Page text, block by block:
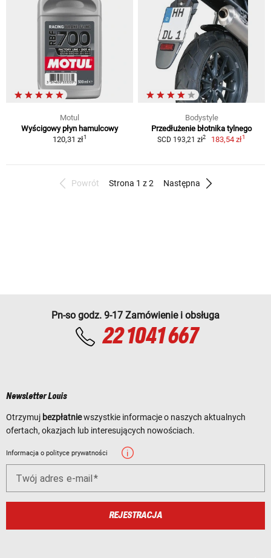
Motul
Wyścigowy płyn hamulcowy
120,31 zł1
Bodystyle
Przedłużenie błotnika tylnego
SCD 193,21 zł2 183,54 zł1
Powrót Strona 1 z 2 Następna
Pn-so godz. 9-17 Zamówienie i obsługa
22 1041 667
Newsletter Louis
Otrzymuj bezpłatniewszystkie informacje o naszych aktualnych
ofertach, okazjach lub interesujących nowościach.
Informacja o polityce prywatności
Twój adres e-mail
REJESTRACJA